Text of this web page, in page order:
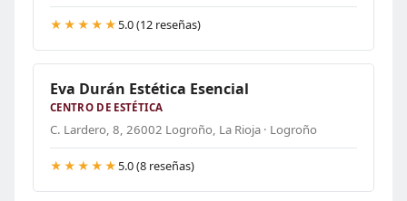
★★★★★ 5.0 (12 reseñas)
Eva Durán Estética Esencial
CENTRO DE ESTÉTICA
C. Lardero, 8, 26002 Logroño, La Rioja · Logroño
★★★★★ 5.0 (8 reseñas)